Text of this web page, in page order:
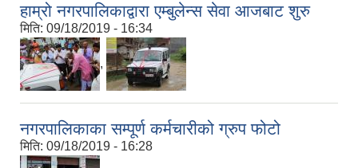
हाम्रो नगरपालिकाद्वारा एम्बुलेन्स सेवा आजबाट शुरु
मिति: 09/18/2019 - 16:34
,
नगरपालिकाका सम्पूर्ण कर्मचारीको ग्रुप फोटो
मिति: 09/18/2019 - 16:28